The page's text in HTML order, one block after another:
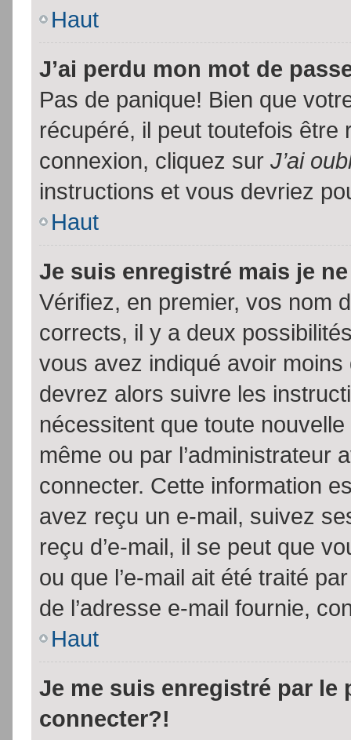
Haut
J’ai perdu mon mot de
Pas de panique! Bien que
récupéré, il peut toutefois être
connexion, cliquez sur J’ai
instructions et vous devriez
Haut
Je suis enregistré mais je
Vérifiez, en premier, vos nom
corrects, il y a deux
vous avez indiqué avoir
devrez alors suivre les
nécessitent que toute
même ou par l’administrateur
connecter. Cette information
avez reçu un e-mail, suivez
reçu d’e-mail, il se peut que
ou que l’e-mail ait été traité
de l’adresse e-mail fournie,
Haut
Je me suis enregistré par le
connecter?!